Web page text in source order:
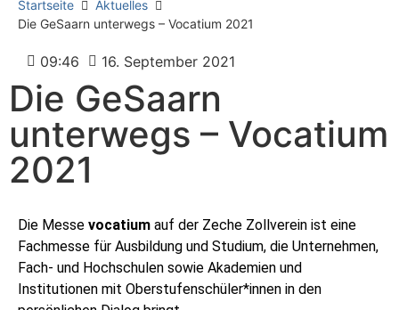
Startseite
Aktuelles
Die GeSaarn unterwegs – Vocatium 2021
09:46 16. September 2021
Die GeSaarn
unterwegs – Vocatium
2021
Die Messe vocatium auf der Zeche Zollverein ist eine
Fachmesse für Ausbildung und Studium, die Unternehmen,
Fach- und Hochschulen sowie Akademien und
Institutionen mit Oberstufenschüler*innen in den